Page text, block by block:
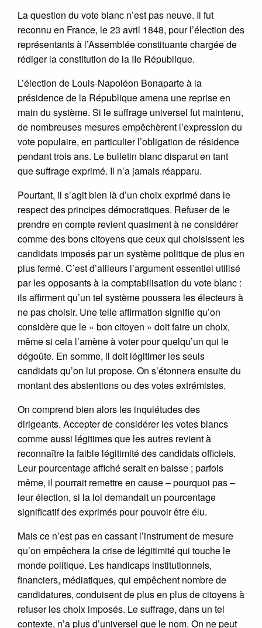
La question du vote blanc n’est pas neuve. Il fut
reconnu en France, le 23 avril 1848, pour l’élection des
représentants à l’Assemblée constituante chargée de
rédiger la constitution de la IIe République.
L’élection de Louis-Napoléon Bonaparte à la
présidence de la République amena une reprise en
main du système. Si le suffrage universel fut maintenu,
de nombreuses mesures empêchèrent l’expression du
vote populaire, en particulier l’obligation de résidence
pendant trois ans. Le bulletin blanc disparut en tant
que suffrage exprimé. Il n’a jamais réapparu.
Pourtant, il s’agit bien là d’un choix exprimé dans le
respect des principes démocratiques. Refuser de le
prendre en compte revient quasiment à ne considérer
comme des bons citoyens que ceux qui choisissent les
candidats imposés par un système politique de plus en
plus fermé. C’est d’ailleurs l’argument essentiel utilisé
par les opposants à la comptabilisation du vote blanc :
ils affirment qu’un tel système poussera les électeurs à
ne pas choisir. Une telle affirmation signifie qu’on
considère que le « bon citoyen » doit faire un choix,
même si cela l’amène à voter pour quelqu’un qui le
dégoûte. En somme, il doit légitimer les seuls
candidats qu’on lui propose. On s’étonnera ensuite du
montant des abstentions ou des votes extrémistes.
On comprend bien alors les inquiétudes des
dirigeants. Accepter de considérer les votes blancs
comme aussi légitimes que les autres revient à
reconnaître la faible légitimité des candidats officiels.
Leur pourcentage affiché serait en baisse ; parfois
même, il pourrait remettre en cause – pourquoi pas –
leur élection, si la loi demandait un pourcentage
significatif des exprimés pour pouvoir être élu.
Mais ce n’est pas en cassant l’instrument de mesure
qu’on empêchera la crise de légitimité qui touche le
monde politique. Les handicaps institutionnels,
financiers, médiatiques, qui empêchent nombre de
candidatures, conduisent de plus en plus de citoyens à
refuser les choix imposés. Le suffrage, dans un tel
contexte, n’a plus d’universel que le nom. On ne peut